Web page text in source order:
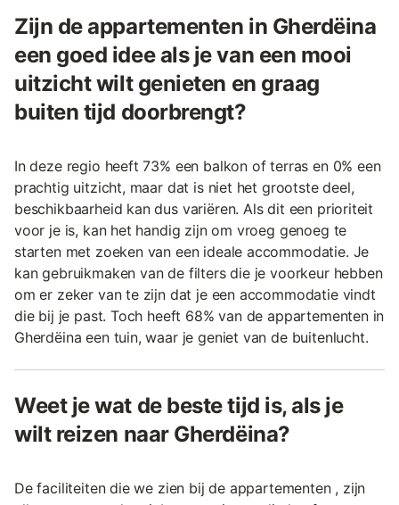
Zijn de appartementen in Gherdëina
een goed idee als je van een mooi
uitzicht wilt genieten en graag
buiten tijd doorbrengt?
In deze regio heeft 73% een balkon of terras en 0% een
prachtig uitzicht, maar dat is niet het grootste deel,
beschikbaarheid kan dus variëren. Als dit een prioriteit
voor je is, kan het handig zijn om vroeg genoeg te
starten met zoeken van een ideale accommodatie. Je
kan gebruikmaken van de filters die je voorkeur hebben
om er zeker van te zijn dat je een accommodatie vindt
die bij je past. Toch heeft 68% van de appartementen in
Gherdëina een tuin, waar je geniet van de buitenlucht.
Weet je wat de beste tijd is, als je
wilt reizen naar Gherdëina?
De faciliteiten die we zien bij de appartementen , zijn